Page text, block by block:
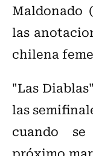
Maldonado
las
chilena
"Las
las
cuando